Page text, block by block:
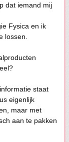
dat iemand mij
Fysica en ik
lossen.
staat
eigenlijk
maar met
aan te pakken